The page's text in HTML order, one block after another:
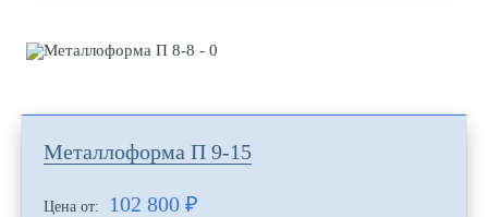
Металлоформа П 9-15
Цена от: 102 800 ₽